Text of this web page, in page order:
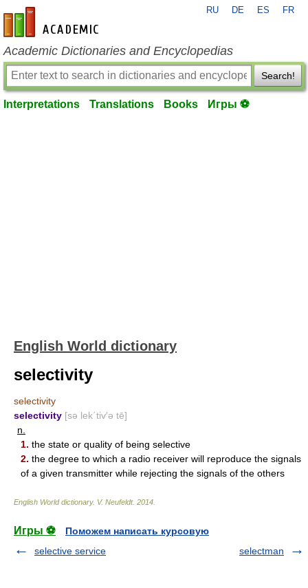
en-academic.com
RU DE ES FR
Academic Dictionaries and Encyclopedias
Search!
Interpretations Translations Books Игры ⚽
English World dictionary
selectivity
selectivity
selectivity [sə lek΄tiv′ə tē]
n.
1. the state or quality of being selective
2. the degree to which a radio receiver will reproduce the signals
of a given transmitter while rejecting the signals of the others
English World dictionary. V. Neufeldt. 2014
Игры ⚽
Поможем написать курсовую
selective service
selectman